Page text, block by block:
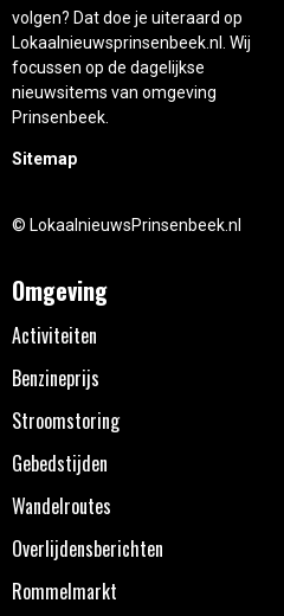
volgen? Dat doe je uiteraard op
Lokaalnieuwsprinsenbeek.nl. Wij
focussen op de dagelijkse
nieuwsitems van omgeving
Prinsenbeek.
Sitemap
© LokaalnieuwsPrinsenbeek.nl
Omgeving
Activiteiten
Benzineprijs
Stroomstoring
Gebedstijden
Wandelroutes
Overlijdensberichten
Rommelmarkt